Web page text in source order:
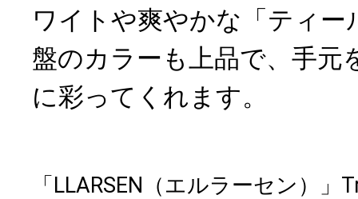
ワイトや爽やかな「ティー
盤のカラーも上品で、手元
に彩ってくれます。
「LLARSEN（エルラーセン）